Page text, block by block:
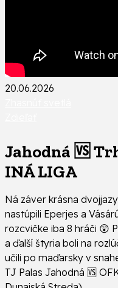
20.06.2026
Jahodná 🆚
INÁ LIGA
Ná záver krásna
nastúpili Eperjes a
rozcvičke iba 8 hráči 😲
a ďalší štyria boli na
učili po maďarsky v
TJ Palas Jahodná 🆚